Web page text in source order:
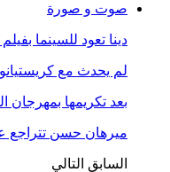
صوت و صورة
دينا تعود للسينما
لم يحدث مع
بعد تكريمها
ميرهان حسن تتراجع
السابق التالي